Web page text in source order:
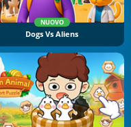
NUOVO
Dogs Vs Aliens